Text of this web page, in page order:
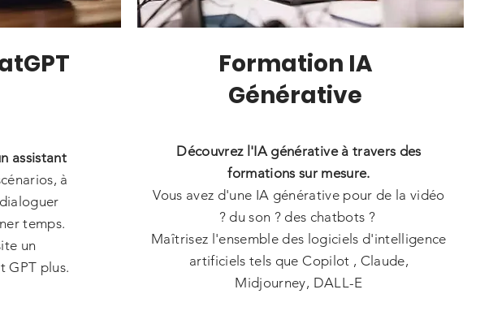
Formation IA
Générative
assistant
à
temps.
un
GPT plus.
Découvrez l'IA générative à travers des
formations sur mesure.
Vous avez d'une IA générative pour de la vidéo
? du son ? des chatbots ?
Maîtrisez l'ensemble des logiciels d'intelligence
artificiels tels que Copilot , Claude,
Midjourney, DALL-E